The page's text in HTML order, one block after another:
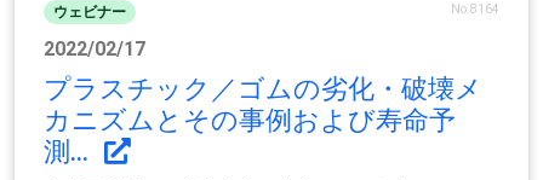
ウェビナー No.8164
2022/02/17
プラスチック／ゴムの劣化・破壊メ
カニズムとその事例および寿命予
測...